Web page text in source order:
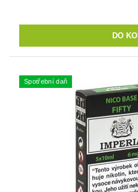
Spotřební daň